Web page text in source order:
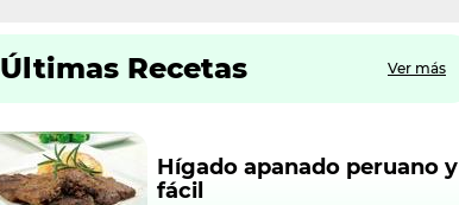
Últimas Recetas Ver más
Hígado apanado peruano y
fácil